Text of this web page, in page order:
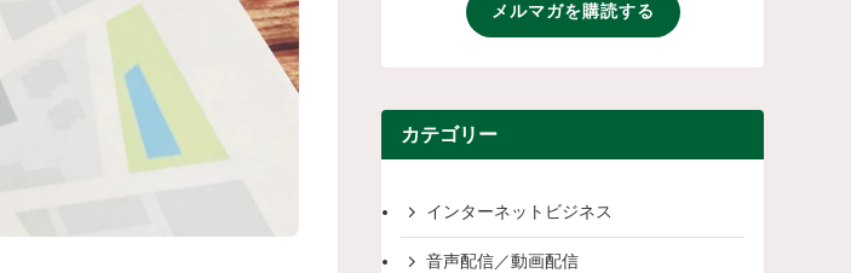
メルマガを購読する
カテゴリー
インターネットビジネス
音声配信／動画配信